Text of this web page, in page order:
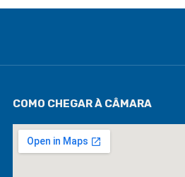
COMO CHEGAR À CÂMARA